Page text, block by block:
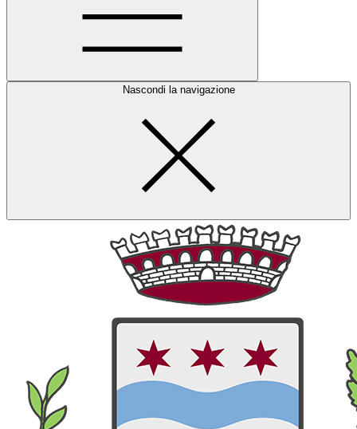
Nascondi la navigazione